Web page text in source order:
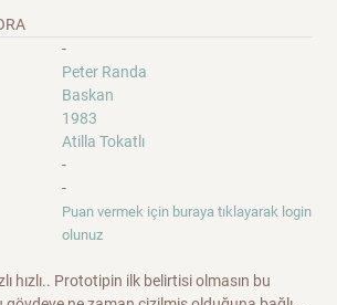
-
Peter Randa
Baskan
1983
Atilla Tokatlı
-
-
Puan vermek için buraya tıklayarak login
olunuz
hızlı.. Prototipin ilk belirtisi olmasın bu